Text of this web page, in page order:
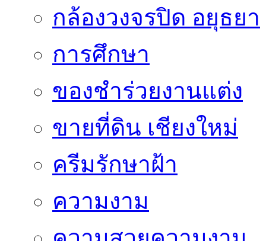
กล้องวงจรปิด อยุธยา
การศึกษา
ของชำร่วยงานแต่ง
ขายที่ดิน เชียงใหม่
ครีมรักษาฝ้า
ความงาม